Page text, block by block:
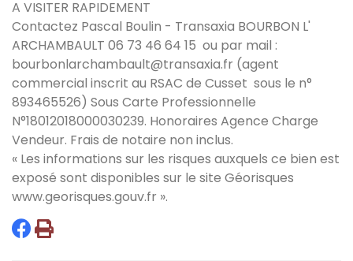
A VISITER RAPIDEMENT
Contactez Pascal Boulin - Transaxia BOURBON L'
ARCHAMBAULT 06 73 46 64 15 ou par mail :
bourbonlarchambault@transaxia.fr (agent
commercial inscrit au RSAC de Cusset sous le n°
893465526) Sous Carte Professionnelle
N°18012018000030239. Honoraires Agence Charge
Vendeur. Frais de notaire non inclus.
« Les informations sur les risques auxquels ce bien est
exposé sont disponibles sur le site Géorisques
www.georisques.gouv.fr ».